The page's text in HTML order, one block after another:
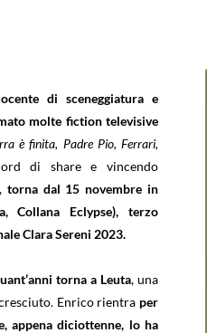
di sceneggiatura e
molte fiction televisive
è finita, Padre Pio, Ferrari,
di share e vincendo
torna dal 15 novembre in
Collana Eclypse), terzo
Clara Sereni 2023.
torna a Leuta, una
Enrico rientra per
appena diciottenne, lo ha